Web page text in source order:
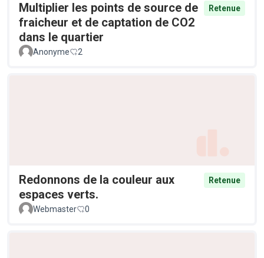
Multiplier les points de source de
fraicheur et de captation de CO2
dans le quartier
Retenue
Anonyme 2
Redonnons de la couleur aux
espaces verts.
Retenue
Webmaster 0